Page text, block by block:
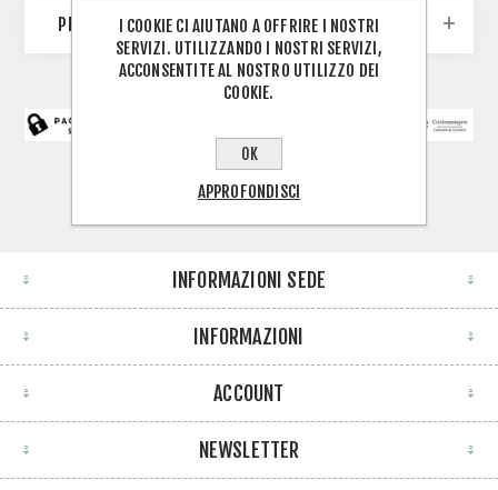
PRODUTTORI
INFORMAZIONI SEDE
INFORMAZIONI
ACCOUNT
NEWSLETTER
I COOKIE CI AIUTANO A OFFRIRE I NOSTRI
SERVIZI. UTILIZZANDO I NOSTRI SERVIZI,
ACCONSENTITE AL NOSTRO UTILIZZO DEI
COOKIE.
OK
APPROFONDISCI